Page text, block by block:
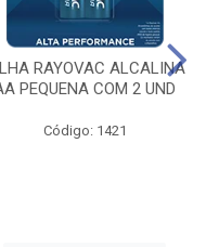
RAYOVAC ALCALINA
PEQUENA COM 2 UND
Código: 1421